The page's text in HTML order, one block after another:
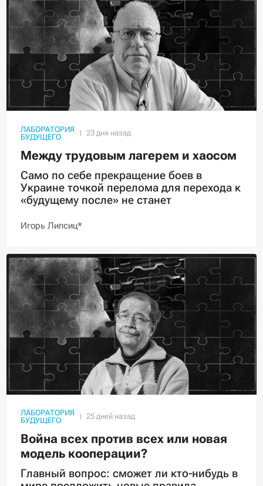
ЛАБОРАТОРИЯ
БУДУЩЕГО
Между трудовым лагерем и хаосом
Само по себе прекращение боев в
Украине точкой перелома для перехода к
«будущему после» не станет
Игорь Липсиц*
ЛАБОРАТОРИЯ
БУДУЩЕГО
Война всех против всех или новая
модель кооперации?
Главный вопрос: сможет ли кто-нибудь в